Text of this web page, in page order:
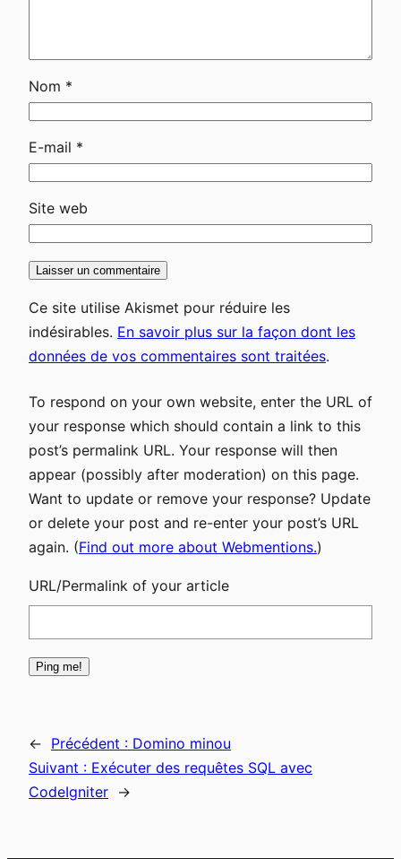
Nom *
E-mail *
Site web
Ce site utilise Akismet pour réduire les
indésirables. En savoir plus sur la façon dont les
données de vos commentaires sont traitées.
To respond on your own website, enter the URL of
your response which should contain a link to this
post’s permalink URL. Your response will then
appear (possibly after moderation) on this page.
Want to update or remove your response? Update
or delete your post and re-enter your post’s URL
again. (Find out more about Webmentions.)
URL/Permalink of your article
← Précédent : Domino minou
Suivant : Exécuter des requêtes SQL avec
CodeIgniter →